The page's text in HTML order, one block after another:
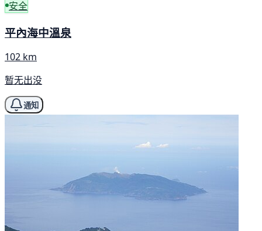
安全
平內海中溫泉
102 km
暂无出没
通知